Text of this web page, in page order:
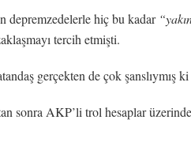
depremzedelerle hiç bu kadar
tercih etmişti.
gerçekten de çok şanslıymış
sonra AKP’li trol hesaplar